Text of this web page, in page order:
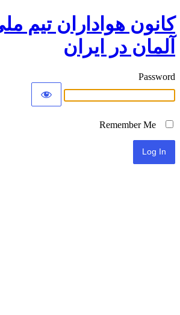
کانون هواداران تیم
آلمان در ایران
Password
Remember Me